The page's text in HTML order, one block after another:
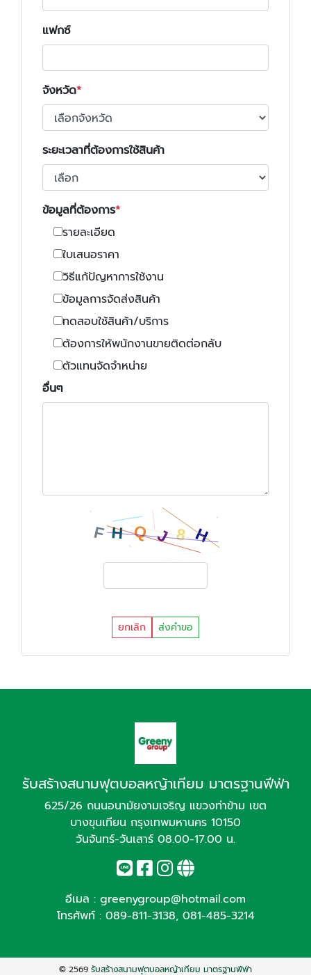
แฟกซ์
จังหวัด
ระยะเวลาที่ต้องการใช้สินค้า
ข้อมูลที่ต้องการ
รายละเอียด
ใบเสนอราคา
วิธีแก้ปัญหาการใช้งาน
ข้อมูลการจัดส่งสินค้า
ทดสอบใช้สินค้า/บริการ
ต้องการให้พนักงานขายติดต่อกลับ
ตัวแทนจัดจำหน่าย
อื่นๆ
ยกเลิก ส่งคำขอ
รับสร้างสนามฟุตบอลหญ้าเทียม มาตรฐานฟีฟ่า
625/26 ถนนอนามัยงามเจริญ แขวงท่าข้าม เขต
บางขุนเทียน กรุงเทพมหานคร 10150
วันจันทร์-วันเสาร์ 08.00-17.00 น.
อีเมล : greenygroup@hotmail.com
โทรศัพท์ : 089-811-3138, 081-485-3214
© 2569 รับสร้างสนามฟุตบอลหญ้าเทียม มาตรฐานฟีฟ่า